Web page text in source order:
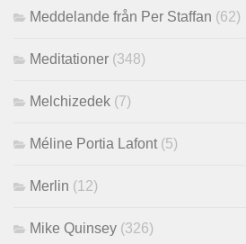
Meddelande från Per Staffan (62)
Meditationer (348)
Melchizedek (7)
Méline Portia Lafont (5)
Merlin (12)
Mike Quinsey (326)